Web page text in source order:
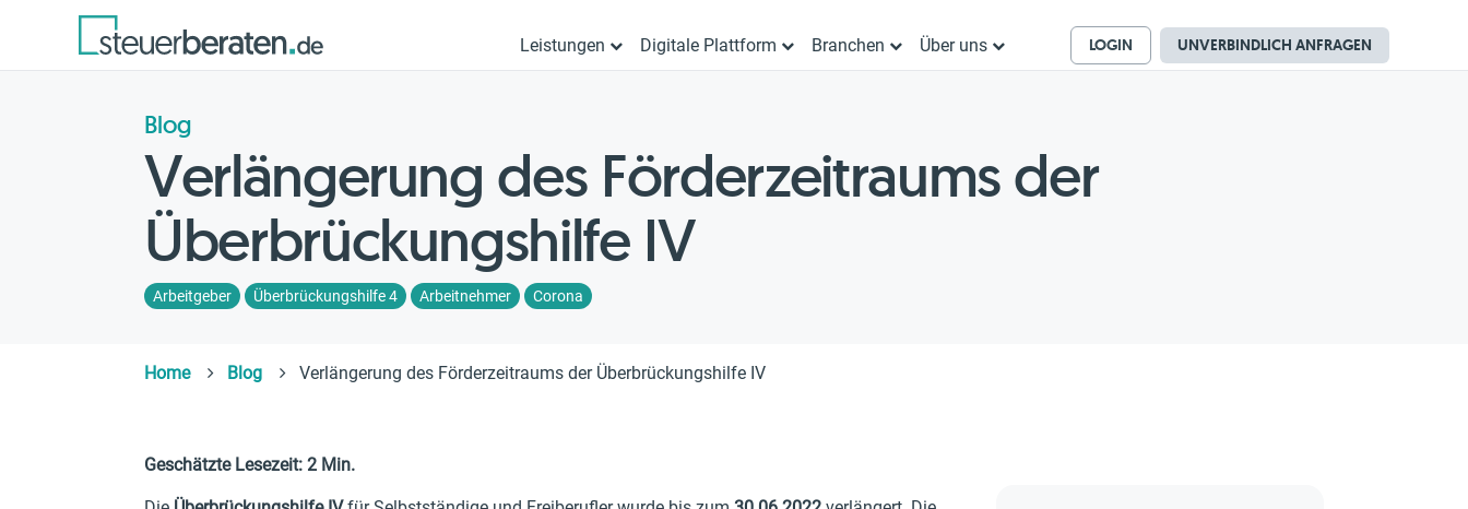
Leistungen Digitale Plattform Branchen Über uns LOGIN UNVERBINDLICH ANFRAGEN
Blog
Verlängerung des Förderzeitraums der
Überbrückungshilfe IV
Arbeitgeber Überbrückungshilfe 4 Arbeitnehmer Corona
Home Blog Verlängerung des Förderzeitraums der Überbrückungshilfe IV
Geschätzte Lesezeit: 2 Min.